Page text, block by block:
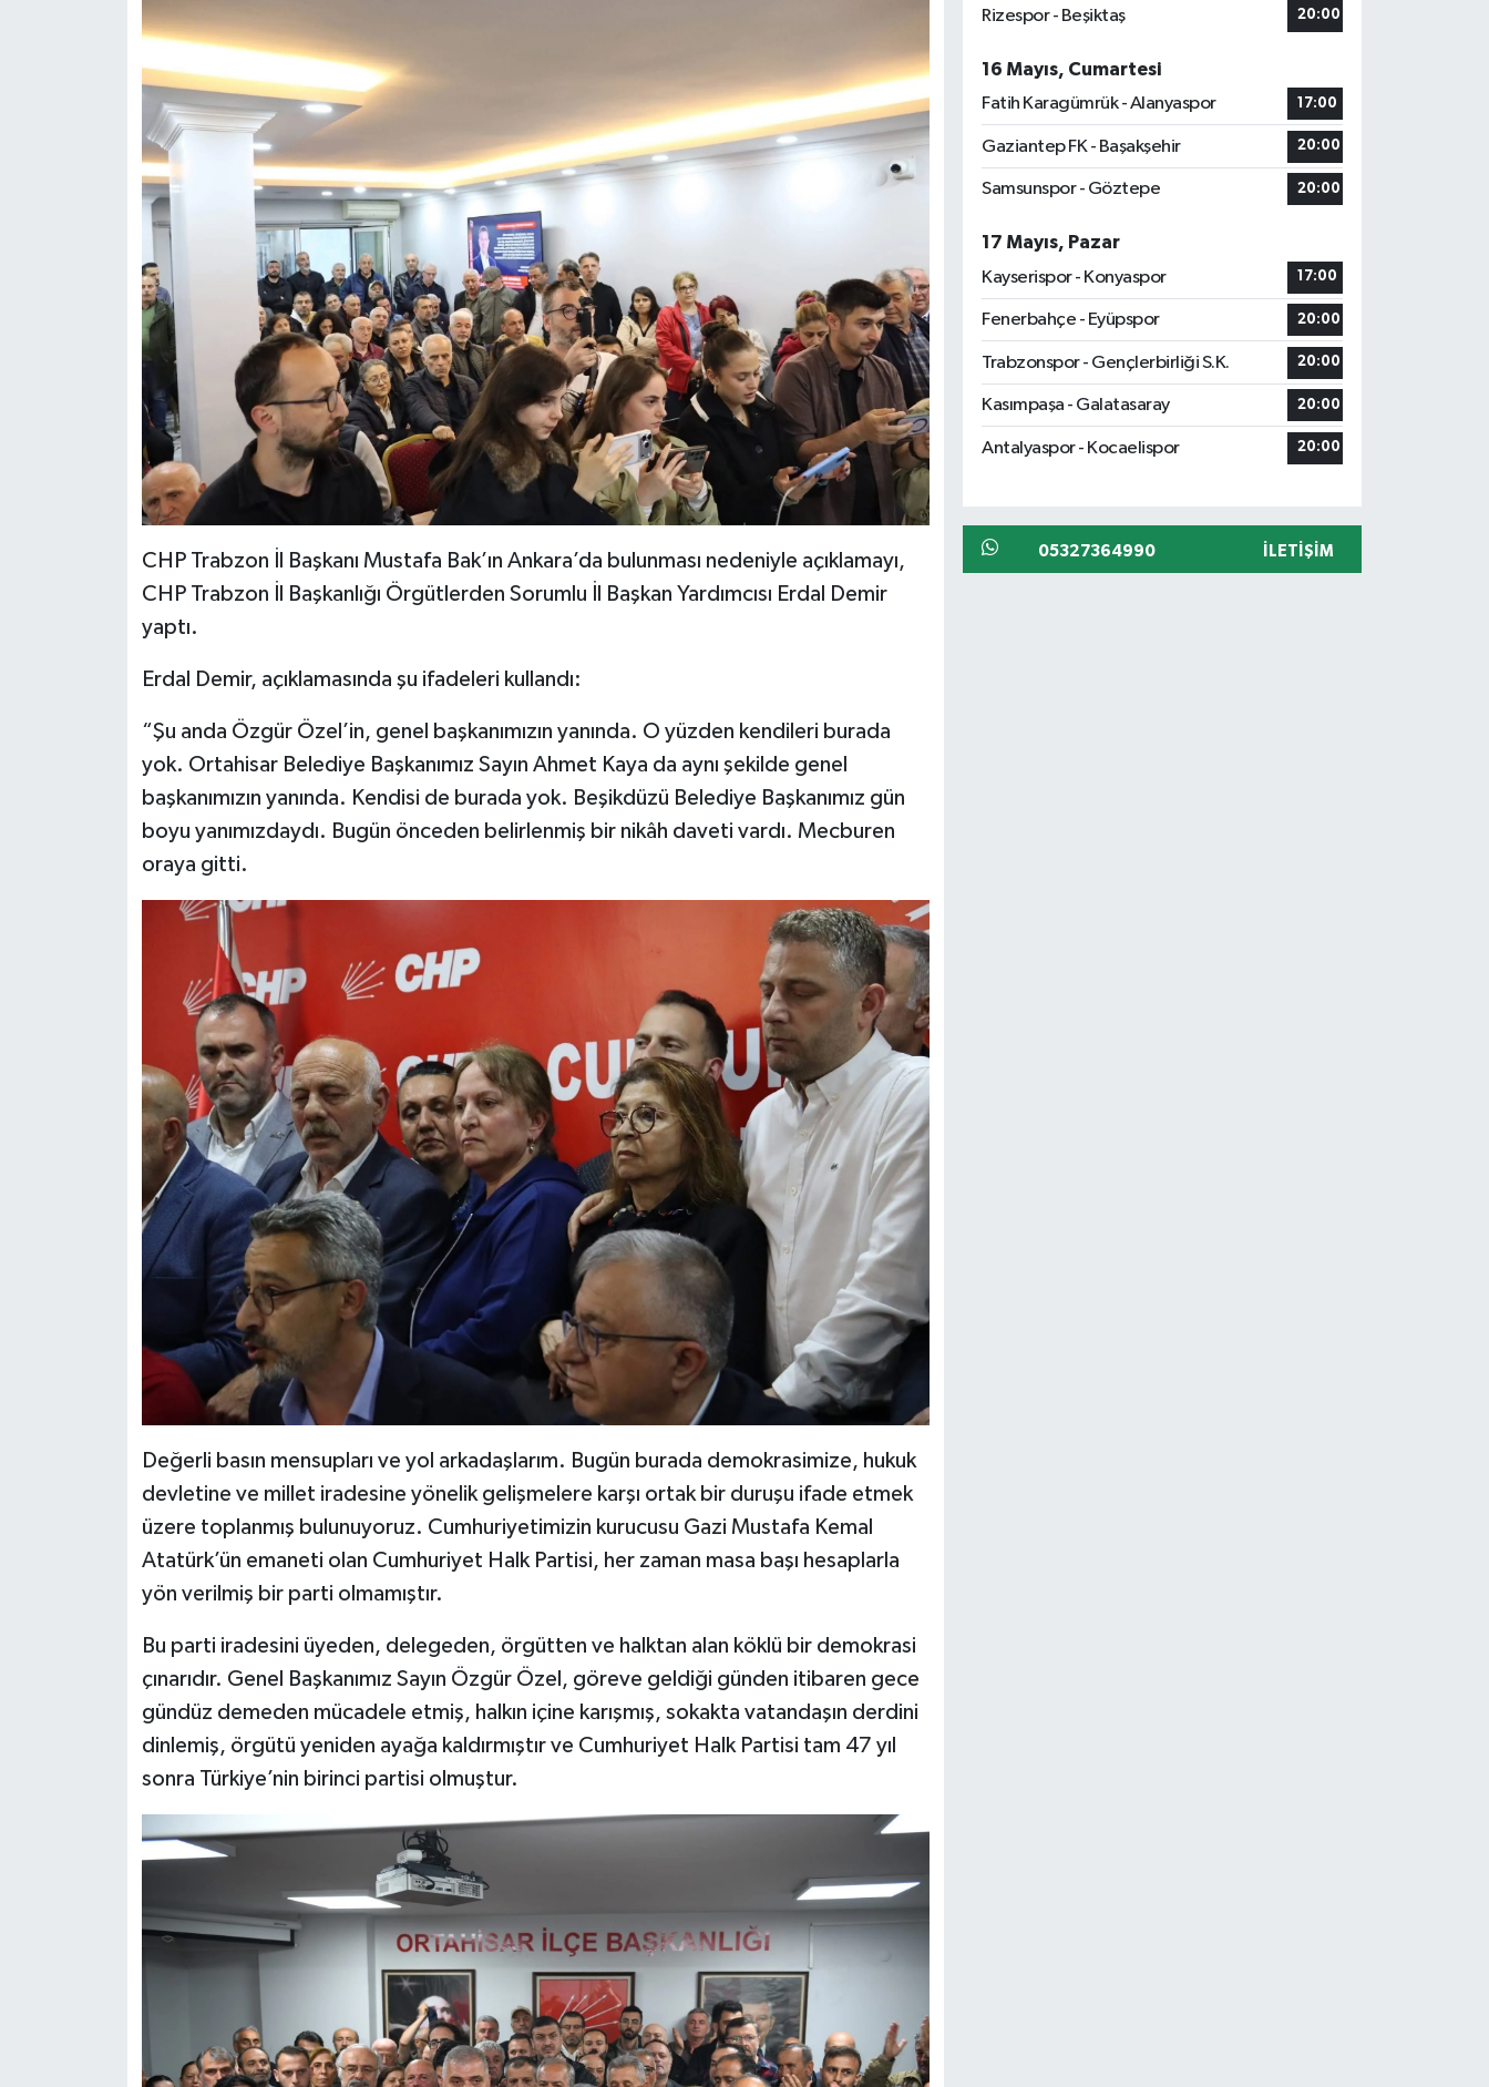
CHP Trabzon İl Başkanı Mustafa Bak’ın Ankara’da bulunması nedeniyle açıklamayı,
CHP Trabzon İl Başkanlığı Örgütlerden Sorumlu İl Başkan Yardımcısı Erdal Demir
yaptı.
Erdal Demir, açıklamasında şu ifadeleri kullandı:
“Şu anda Özgür Özel’in, genel başkanımızın yanında. O yüzden kendileri burada
yok. Ortahisar Belediye Başkanımız Sayın Ahmet Kaya da aynı şekilde genel
başkanımızın yanında. Kendisi de burada yok. Beşikdüzü Belediye Başkanımız gün
boyu yanımızdaydı. Bugün önceden belirlenmiş bir nikâh daveti vardı. Mecburen
oraya gitti.
Değerli basın mensupları ve yol arkadaşlarım. Bugün burada demokrasimize, hukuk
devletine ve millet iradesine yönelik gelişmelere karşı ortak bir duruşu ifade etmek
üzere toplanmış bulunuyoruz. Cumhuriyetimizin kurucusu Gazi Mustafa Kemal
Atatürk’ün emaneti olan Cumhuriyet Halk Partisi, her zaman masa başı hesaplarla
yön verilmiş bir parti olmamıştır.
Bu parti iradesini üyeden, delegeden, örgütten ve halktan alan köklü bir demokrasi
çınarıdır. Genel Başkanımız Sayın Özgür Özel, göreve geldiği günden itibaren gece
gündüz demeden mücadele etmiş, halkın içine karışmış, sokakta vatandaşın derdini
dinlemiş, örgütü yeniden ayağa kaldırmıştır ve Cumhuriyet Halk Partisi tam 47 yıl
sonra Türkiye’nin birinci partisi olmuştur.
Rizespor - Beşiktaş
20:00
16 Mayıs, Cumartesi
Fatih Karagümrük - Alanyaspor
17:00
Gaziantep FK - Başakşehir 20:00
Samsunspor - Göztepe 20:00
17 Mayıs, Pazar
Kayserispor - Konyaspor
17:00
Fenerbahçe - Eyüpspor 20:00
Trabzonspor - Gençlerbirliği S.K. 20:00
Kasımpaşa - Galatasaray 20:00
Antalyaspor - Kocaelispor 20:00
05327364990 İLETIŞIM